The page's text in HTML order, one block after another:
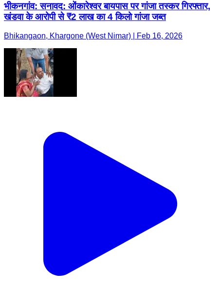
भीकनगांव: सनावद: ओंकारेश्वर बायपास पर गांजा तस्कर गिरफ्तार,
खंडवा के आरोपी से ₹2 लाख का 4 किलो गांजा जब्त
Bhikangaon, Khargone (West Nimar) | Feb 16, 2026